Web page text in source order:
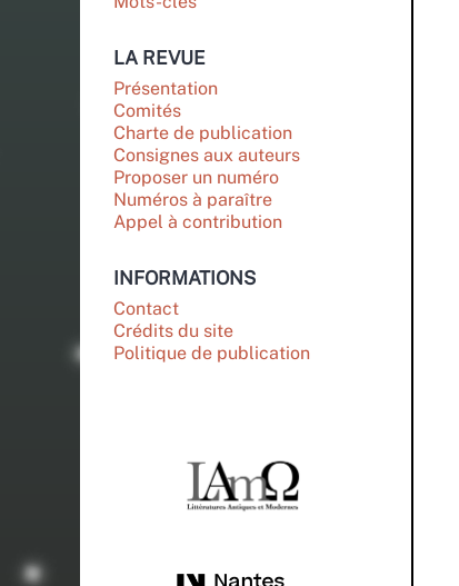
LA REVUE
Présentation
Comités
Charte de publication
Consignes aux auteurs
Proposer un numéro
Numéros à paraître
Appel à contribution
INFORMATIONS
Contact
Crédits du site
Politique de publication